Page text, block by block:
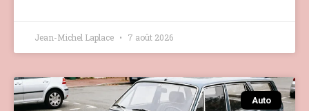
Jean-Michel Laplace 7 août 2026
Auto